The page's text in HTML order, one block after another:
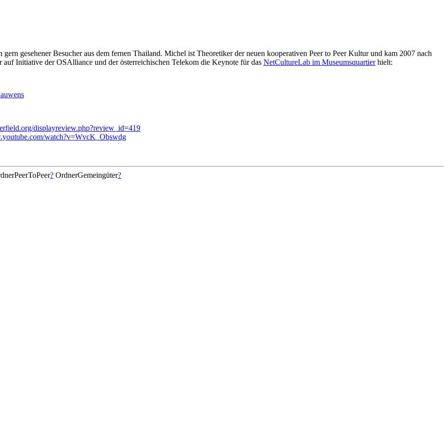
gesehener Besucher aus dem fernen Thailand. Michel ist Theoretiker der neuen kooperativen Peer to Peer Kultur und kam 2007 nach
auf Initiative der OSAlliance und der österreichischen Telekom die Keynote für das NetCultureLab im Museumsquartierhielt:
displayreview.php?review_id=419
watch?v=WvcK_Obswdg
? OrdnerGemeingüter?